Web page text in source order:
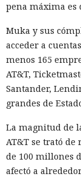
disputas
Washington,
alcanzada en
anterior, el
nuevas
exportación de
respuesta a las
regulador no
con la revisión a
La presión sobre
pena máxima es
Muka y sus
acceder a
menos 165
AT&T,
Santander,
grandes de
La magnitud de
AT&T se trató
de 100 millones
afectó a